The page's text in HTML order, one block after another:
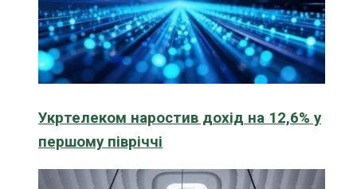
Укртелеком наростив дохід на 12,6% у
першому півріччі